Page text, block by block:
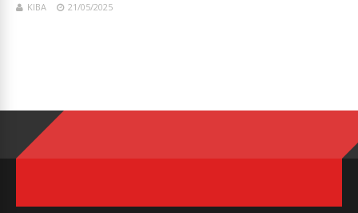
KIBA 21/05/2025